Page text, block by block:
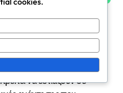
ανάκτησης θα
οι
να εστιάζουν σε